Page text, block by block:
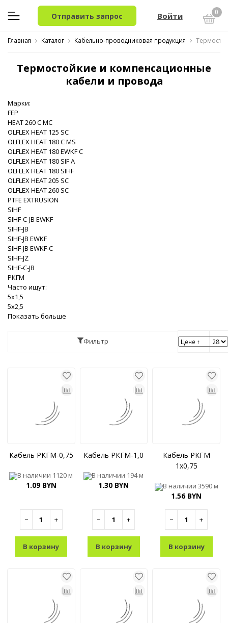
Отправить запрос Войти 0
Главная Каталог Кабельно-проводниковая продукция
Термостойкие и компенсационные
кабели и провода
Марки:
FEP
HEAT 260 C MC
OLFLEX HEAT 125 SC
OLFLEX HEAT 180 C MS
OLFLEX HEAT 180 EWKF C
OLFLEX HEAT 180 SIF A
OLFLEX HEAT 180 SIHF
OLFLEX HEAT 205 SC
OLFLEX HEAT 260 SC
PTFE EXTRUSION
SIHF
SIHF-C-JB EWKF
SIHF-JB
SIHF-JB EWKF
SIHF-JB EWKF-C
SIHF-JZ
SIHF-С-JB
РКГМ
Часто ищут:
5x1,5
5x2,5
Показать больше
Фильтр
Кабель РКГМ-0,75
В наличии 1120 м
1.09 BYN
− +
В корзину
Кабель РКГМ-1,0
В наличии 194 м
1.30 BYN
− +
В корзину
Кабель РКГМ
1x0,75
В наличии 3590 м
1.56 BYN
− +
В корзину